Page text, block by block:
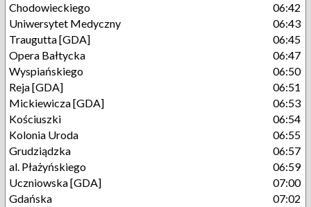
Chodowieckiego
06:42
Uniwersytet Medyczny
06:43
Traugutta [GDA]
06:45
Opera Bałtycka
06:47
Wyspiańskiego
06:50
Reja [GDA]
06:51
Mickiewicza [GDA]
06:53
Kościuszki
06:54
Kolonia Uroda
06:55
Grudziądzka
06:57
al. Płażyńskiego
06:59
Uczniowska [GDA]
07:00
Gdańska
07:02